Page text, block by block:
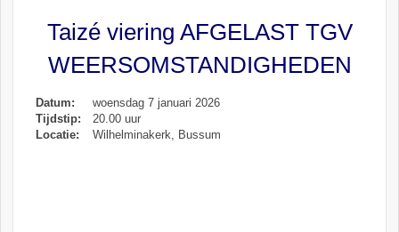
Taizé viering AFGELAST TGV
WEERSOMSTANDIGHEDEN
Datum:
woensdag 7 januari 2026
Tijdstip:
20.00 uur
Locatie:
Wilhelminakerk, Bussum